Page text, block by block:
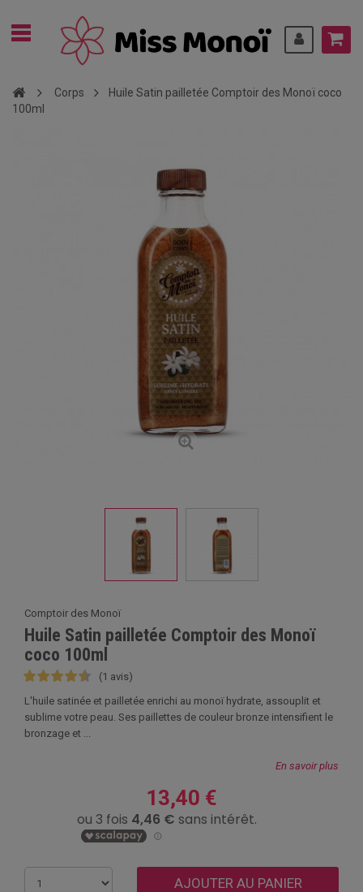
Corps
Huile Satin pailletée Comptoir des Monoï coco
100ml
Comptoir des Monoï
Huile Satin pailletée Comptoir des Monoï
coco 100ml
(1 avis)
L'huile satinée et pailletée enrichi au monoï hydrate, assouplit et
sublime votre peau. Ses paillettes de couleur bronze intensifient le
bronzage et ...
En savoir plus
13,40 €
AJOUTER AU PANIER